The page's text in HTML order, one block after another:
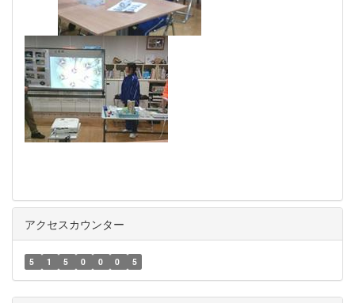
アクセスカウンター
5 1 5 0 0 0 5